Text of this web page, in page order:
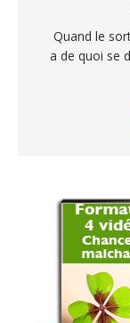
Quand le
a de quoi se